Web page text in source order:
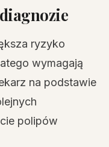
ryzyko
wymagają
na podstawie
polipów